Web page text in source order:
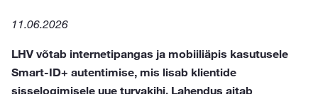
11.06.2026
LHV võtab internetipangas ja mobiiliäpis kasutusele
Smart-ID+ autentimise, mis lisab klientide
sisselogimisele uue turvakihi. Lahendus aitab